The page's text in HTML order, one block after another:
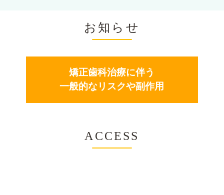
お知らせ
矯正歯科治療に伴う
一般的なリスクや副作用
ACCESS